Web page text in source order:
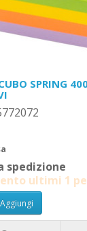
SPRING
spedizione
ultimi 1
Aggiungi